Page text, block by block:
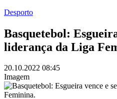
Desporto
Basquetebol:
liderança da Liga
20.10.2022 08:45
Imagem